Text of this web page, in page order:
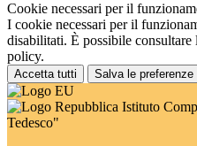
Cookie necessari per il
I cookie necessari per il
disabilitati. È possibile
policy.
Accetta tutti Salva le preferenze
Istituto
Tedesco"